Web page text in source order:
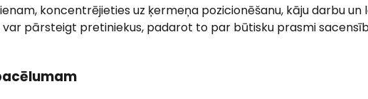
koncentrējieties uz ķermeņa pozicionēšanu, kāju darbu un
pārsteigt pretiniekus, padarot to par būtisku prasmi